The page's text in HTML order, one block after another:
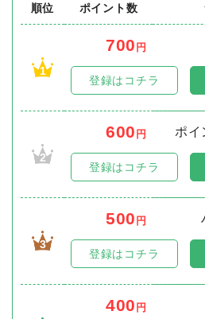
順位 ポイント数
1
700 円
登録はコチラ
2
600 円
ポイ
登録はコチラ
3
500 円
登録はコチラ
400 円